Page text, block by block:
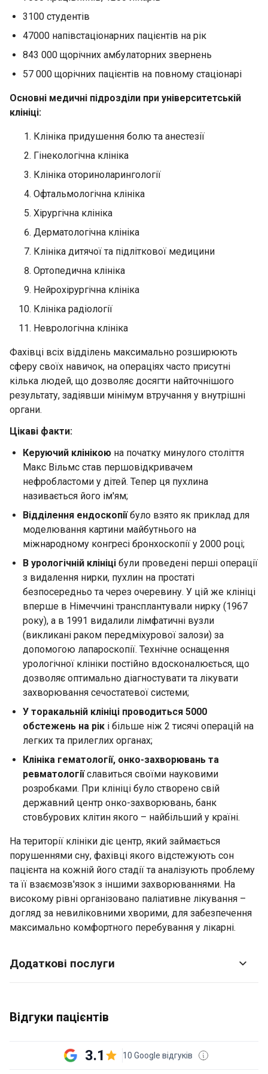
3100 студентів
47000 напівстаціонарних пацієнтів на рік
843 000 щорічних амбулаторних звернень
57 000 щорічних пацієнтів на повному стаціонарі
Основні медичні підрозділи при університетській
клініці:
Клініка придушення болю та анестезії
Гінекологічна клініка
Клініка оториноларингології
Офтальмологічна клініка
Хірургічна клініка
Дерматологічна клініка
Клініка дитячої та підліткової медицини
Ортопедична клініка
Нейрохірургічна клініка
Клініка радіології
Неврологічна клініка
Фахівці всіх відділень максимально розширюють
сферу своїх навичок, на операціях часто присутні
кілька людей, що дозволяє досягти найточнішого
результату, задіявши мінімум втручання у внутрішні
органи.
Цікаві факти:
Керуючий клінікою на початку минулого століття
Макс Вільмс став першовідкривачем
нефробластоми у дітей. Тепер ця пухлина
називається його ім'ям;
Відділення ендоскопіїбуло взято як приклад для
моделювання картини майбутнього на
міжнародному конгресі бронхоскопії у 2000 році;
В урологічній клініці були проведені перші операції
з видалення нирки, пухлин на простаті
безпосередньо та через очеревину. У цій же клініці
вперше в Німеччині трансплантували нирку (1967
року), а в 1991 видалили лімфатичні вузли
(викликані раком передміхурової залози) за
допомогою лапароскопії. Технічне оснащення
урологічної клініки постійно вдосконалюється, що
дозволяє оптимально діагностувати та лікувати
захворювання сечостатевої системи;
У торакальній клініці проводиться 5000
обстежень на рік і більше ніж 2 тисячі операцій на
легких та прилеглих органах;
Клініка гематології, онко-захворювань та
ревматологіїславиться своїми науковими
розробками. При клініці було створено свій
державний центр онко-захворювань, банк
стовбурових клітин якого – найбільший у країні.
На території клініки діє центр, який займається
порушеннями сну, фахівці якого відстежують сон
пацієнта на кожній його стадії та аналізують проблему
та її взаємозв'язок з іншими захворюваннями. На
високому рівні організовано паліативне лікування –
догляд за невиліковними хворими, для забезпечення
максимально комфортного перебування у лікарні.
Додаткові послуги
Відгуки пацієнтів
3.1 10 Google відгуків